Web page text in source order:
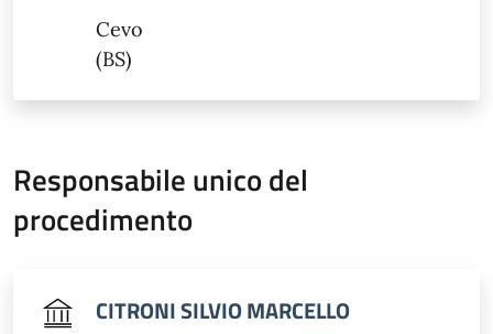
Cevo
(BS)
Responsabile unico del
procedimento
CITRONI SILVIO MARCELLO